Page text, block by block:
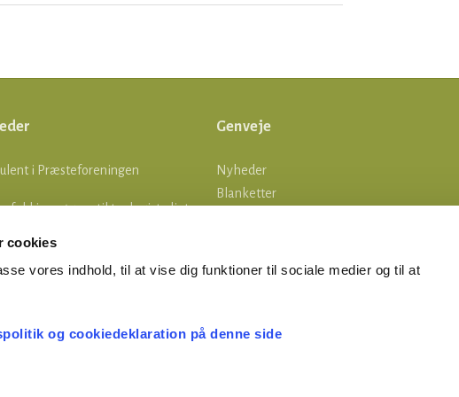
cookies
vores indhold, til at vise dig funktioner til sociale medier og til at
og cookiedeklaration på denne side
i Præsteforeningen
fald i ansøgere til teologistudiet
Genveje
Nyheder
Blanketter